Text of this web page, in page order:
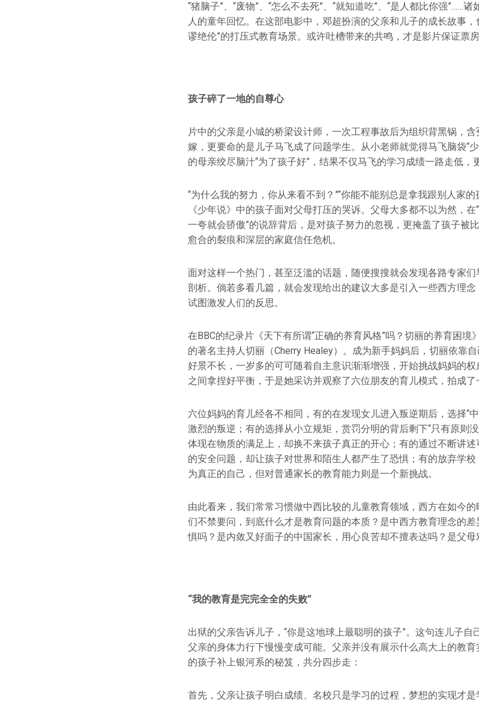
“猪脑子”、“废物”、“怎么不去死”、“就知道吃”、“是人都比你强”……
人的童年回忆。在这部电影中，邓超扮演的父亲和儿子的成长故事
谬绝伦”的打压式教育场景。或许吐槽带来的共鸣，才是影片保证票房
孩子碎了一地的自尊心
片中的父亲是小城的桥梁设计师，一次工程事故后为组织背黑锅，
嫁，更要命的是儿子马飞成了问题学生。从小老师就觉得马飞脑袋“
的母亲绞尽脑汁“为了孩子好”，结果不仅马飞的学习成绩一路走低，
“为什么我的努力，你从来看不到？”“你能不能别总是拿我跟别人家
《少年说》中的孩子面对父母打压的哭诉。父母大多都不以为然，在
一夸就会骄傲”的说辞背后，是对孩子努力的忽视，更掩盖了孩子被
愈合的裂痕和深层的家庭信任危机。
面对这样一个热门，甚至泛滥的话题，随便搜搜就会发现各路专家
剖析。倘若多看几篇，就会发现给出的建议大多是引入一些西方理
试图激发人们的反思。
在BBC的纪录片《天下有所谓“正确的养育风格”吗？切丽的养育困境
的著名主持人切丽（Cherry Healey）。成为新手妈妈后，切丽依靠
好景不长，一岁多的可可随着自主意识渐渐增强，开始挑战妈妈的
之间拿捏好平衡，于是她采访并观察了六位朋友的育儿模式，拍成了
六位妈妈的育儿经各不相同，有的在发现女儿进入叛逆期后，选择“
激烈的叛逆；有的选择从小立规矩，赏罚分明的背后剩下“只有原则
体现在物质的满足上，却换不来孩子真正的开心；有的通过不断讲
的安全问题，却让孩子对世界和陌生人都产生了恐惧；有的放弃学
为真正的自己，但对普通家长的教育能力则是一个新挑战。
由此看来，我们常常习惯做中西比较的儿童教育领域，西方在如今
们不禁要问，到底什么才是教育问题的本质？是中西方教育理念的
惧吗？是内敛又好面子的中国家长，用心良苦却不擅表达吗？是父母
“我的教育是完完全全的失败”
出狱的父亲告诉儿子，“你是这地球上最聪明的孩子”。这句连儿子
父亲的身体力行下慢慢变成可能。父亲并没有展示什么高大上的教
的孩子补上银河系的秘笈，共分四步走：
首先，父亲让孩子明白成绩、名校只是学习的过程，梦想的实现才